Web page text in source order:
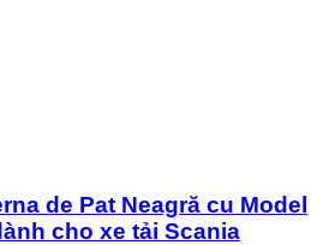
de Pat Neagră cu Model
cho xe tải Scania